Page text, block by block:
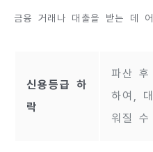
금융 거래나 대출을 받는 데
신용등급 하
락
파산 후
하여,
워질 수